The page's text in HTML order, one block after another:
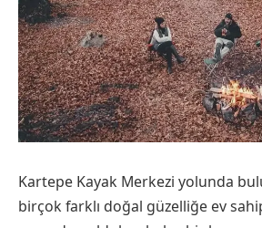
Kartepe Kayak Merkezi yolunda
birçok farklı doğal güzelliğe ev